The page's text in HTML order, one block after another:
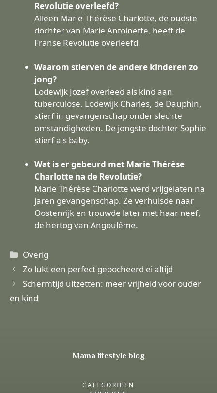
Revolutie overleefd?
Alleen Marie Thérèse Charlotte, de oudste
dochter van Marie Antoinette, heeft de
Franse Revolutie overleefd.
Waarom stierven de andere kinderen zo
jong?
Lodewijk Jozef overleed als kind aan
tuberculose. Lodewijk Charles, de Dauphin,
stierf in gevangenschap onder slechte
omstandigheden. De jongste dochter Sophie
stierf als baby.
Wat is er gebeurd met Marie Thérèse
Charlotte na de Revolutie?
Marie Thérèse Charlotte werd vrijgelaten na
jaren gevangenschap. Ze verhuisde naar
Oostenrijk en trouwde later met haar neef,
de hertog van Angoulême.
Categorieën
Overig
Zo lukt een perfect gepocheerd ei altijd
Schermtijd uitzetten: meer vrijheid voor ouder
en kind
Mama lifestyle blog
CATEGORIEËN